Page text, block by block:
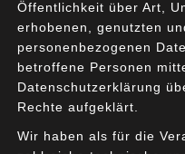
In dieser Woche fand das
Wirtschaftsprominenz:
Öffentlichkeit über Art,
erhobenen, genutzten
personenbezogenen
betroffene Personen
Datenschutzerklärung
Rechte aufgeklärt.
Wir haben als für die